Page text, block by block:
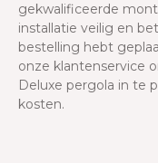
gekwalificeerde
installatie veilig en
bestelling hebt
onze klantenservice
Deluxe pergola in te
kosten.